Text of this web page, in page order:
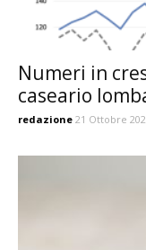
Numeri in
caseario
redazione 21 Ottobre